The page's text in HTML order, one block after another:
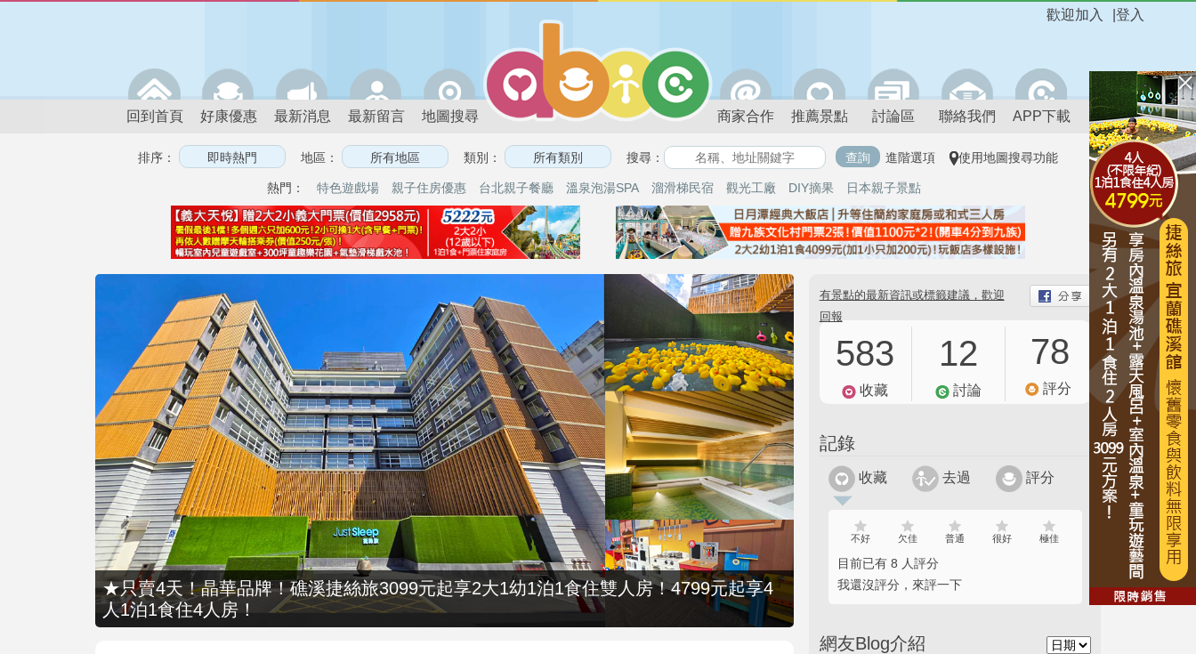
登入
歡迎加入
回到首頁 好康優惠 最新消息 最新留言 地圖搜尋 商家合作 推薦景點 討論區 聯絡我們 APP下載
排序： 地區： 類別： 搜尋： 進階選項 使用地圖搜尋功能
熱門： 特色遊戲場 親子住房優惠 台北親子餐廳 溫泉泡湯SPA 溜滑梯民宿 觀光工廠 DIY摘果 日本親子景點
★只賣4天！晶華品牌！礁溪捷絲旅3099元起享2大1幼1泊1食住雙人房！4799元起享4
人1泊1食住4人房！
有景點的最新資訊或標籤建議，歡迎
回報
583
收藏
12
討論
78
評分
記錄
收藏 去過 評分
不好 欠佳 普通 很好 極佳
目前已有 8 人評分
我還沒評分，來評一下
網友Blog介紹